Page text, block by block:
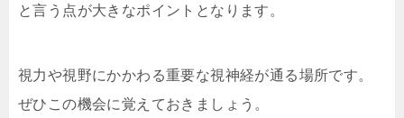
と言う点が大きなポイントとなります。
視力や視野にかかわる重要な視神経が通る場所です。
ぜひこの機会に覚えておきましょう。